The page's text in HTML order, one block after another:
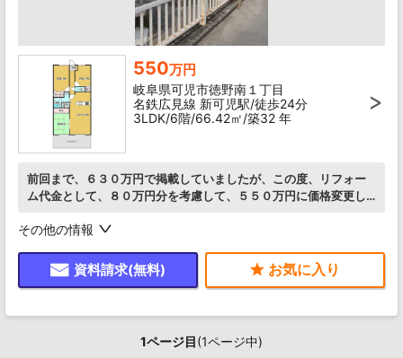
550万円
岐阜県可児市徳野南１丁目
名鉄広見線 新可児駅/徒歩24分
3LDK/6階/66.42㎡/築32 年
前回まで、６３０万円で掲載していましたが、この度、リフォー
ム代金として、８０万円分を考慮して、５５０万円に価格変更し
その他の情報
資料請求(無料)
1ページ目(1ページ中)